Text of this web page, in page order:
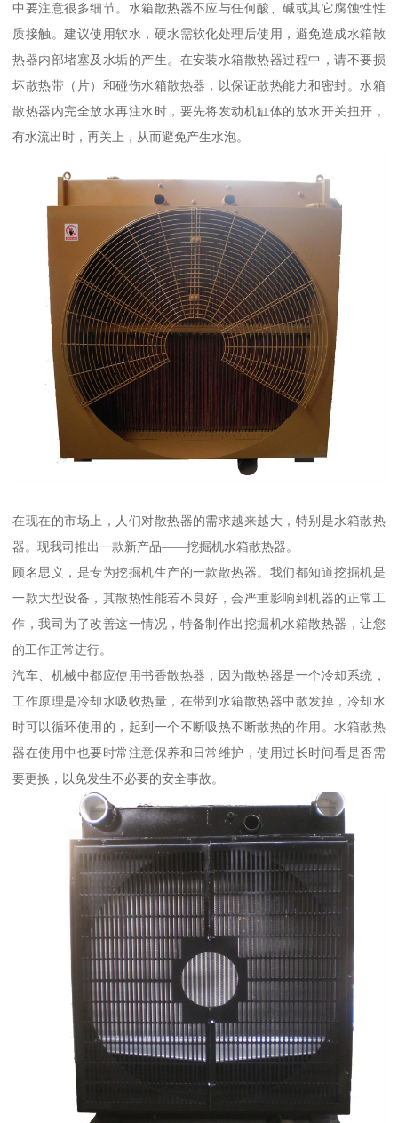
中要注意很多细节。水箱散热器不应与任何酸、碱或其它腐蚀性性
质接触。建议使用软水，硬水需软化处理后使用，避免造成水箱散
热器内部堵塞及水垢的产生。在安装水箱散热器过程中，请不要损
坏散热带（片）和碰伤水箱散热器，以保证散热能力和密封。水箱
散热器内完全放水再注水时，要先将发动机缸体的放水开关扭开，
有水流出时，再关上，从而避免产生水泡。
在现在的市场上，人们对散热器的需求越来越大，特别是水箱散热
器。现我司推出一款新产品——挖掘机水箱散热器。
顾名思义，是专为挖掘机生产的一款散热器。我们都知道挖掘机是
一款大型设备，其散热性能若不良好，会严重影响到机器的正常工
作，我司为了改善这一情况，特备制作出挖掘机水箱散热器，让您
的工作正常进行。
汽车、机械中都应使用书香散热器，因为散热器是一个冷却系统，
工作原理是冷却水吸收热量，在带到水箱散热器中散发掉，冷却水
时可以循环使用的，起到一个不断吸热不断散热的作用。水箱散热
器在使用中也要时常注意保养和日常维护，使用过长时间看是否需
要更换，以免发生不必要的安全事故。